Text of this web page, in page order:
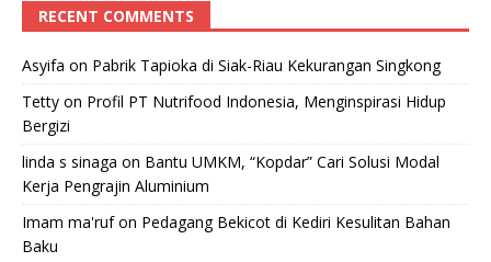
RECENT COMMENTS
Asyifa on Pabrik Tapioka di Siak-Riau Kekurangan Singkong
Tetty on Profil PT Nutrifood Indonesia, Menginspirasi Hidup
Bergizi
linda s sinaga on Bantu UMKM, “Kopdar” Cari Solusi Modal
Kerja Pengrajin Aluminium
Imam ma'rufon Pedagang Bekicot di Kediri Kesulitan Bahan
Baku